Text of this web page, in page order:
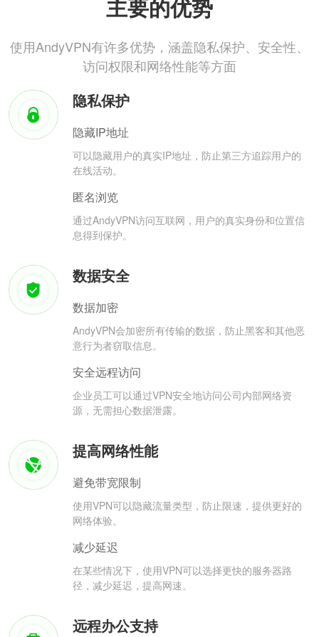
主要的优势
使用AndyVPN有许多优势，涵盖隐私保护、安全性、
访问权限和网络性能等方面
隐私保护
隐藏IP地址
可以隐藏用户的真实IP地址，防止第三方追踪用户的
在线活动。
匿名浏览
通过AndyVPN访问互联网，用户的真实身份和位置信
息得到保护。
数据安全
数据加密
AndyVPN会加密所有传输的数据，防止黑客和其他恶
意行为者窃取信息。
安全远程访问
企业员工可以通过VPN安全地访问公司内部网络资
源，无需担心数据泄露。
提高网络性能
避免带宽限制
使用VPN可以隐藏流量类型，防止限速，提供更好的
网络体验。
减少延迟
在某些情况下，使用VPN可以选择更快的服务器路
径，减少延迟，提高网速。
远程办公支持